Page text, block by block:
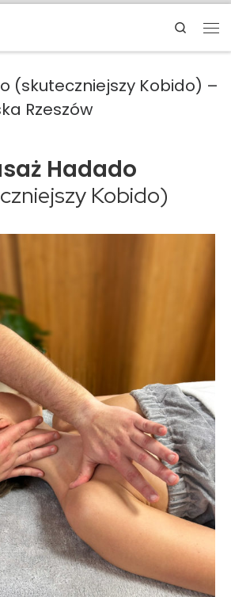
Search
(skuteczniejszy Kobido) –
Rzeszów
Hadado
Kobido)